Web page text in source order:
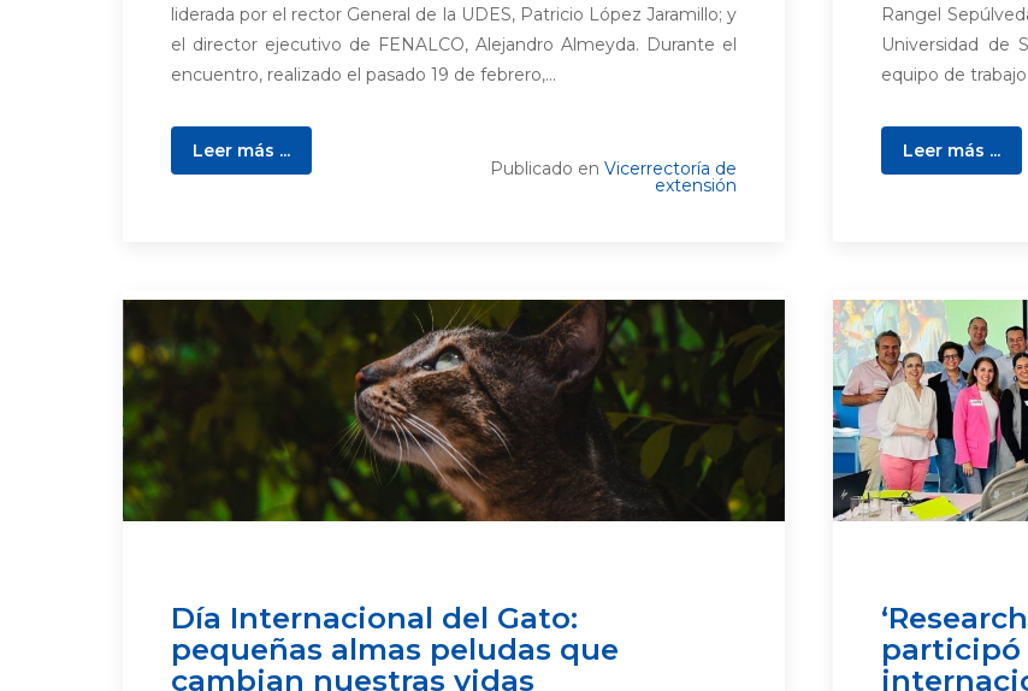
liderada por el rector General de la UDES, Patricio López Jaramillo; y
el director ejecutivo de FENALCO, Alejandro Almeyda. Durante el
encuentro, realizado el pasado 19 de febrero,...
Leer más ...
Publicado en Vicerrectoría de
extensión
Rangel
Universidad de
equipo de
Leer más ...
Día Internacional del Gato:
pequeñas almas peludas que
cambian nuestras vidas
participó